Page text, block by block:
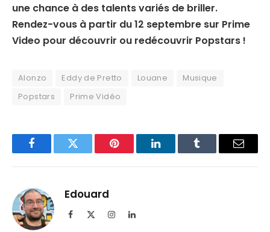
une chance à des talents variés de briller.
Rendez-vous à partir du 12 septembre sur Prime
Video pour découvrir ou redécouvrir Popstars !
Alonzo Eddy de Pretto Louane
Musique
Popstars
Prime Vidéo
FacebookTwitter Pinterest LinkedInTumblr Email
Edouard
Facebook InstagramLinkedIn